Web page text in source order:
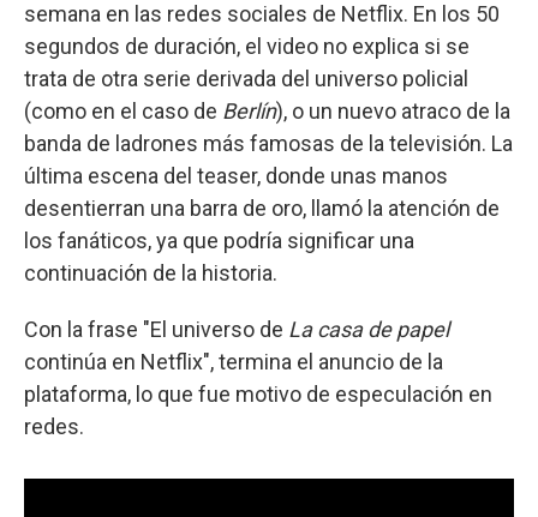
semana en las redes sociales de Netflix. En los 50
segundos de duración, el video no explica si se
trata de otra serie derivada del universo policial
(como en el caso de Berlín), o un nuevo atraco de la
banda de ladrones más famosas de la televisión. La
última escena del teaser, donde unas manos
desentierran una barra de oro, llamó la atención de
los fanáticos, ya que podría significar una
continuación de la historia.
Con la frase "El universo de La casa de papel
continúa en Netflix", termina el anuncio de la
plataforma, lo que fue motivo de especulación en
redes.